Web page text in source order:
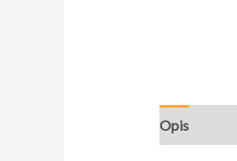
Opis